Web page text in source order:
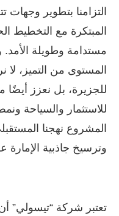
التزامنا بتطوير وجهات
المبتكرة مع التخطيط
مستدامة وطويلة
المستوى من التميز،
للجزيرة، بل نعزز أيضًا
للاستثمار والسياحة
المشروع نهجنا
وترسيخ جاذبية الإمارة
تعتبر شركة “تيسولي”